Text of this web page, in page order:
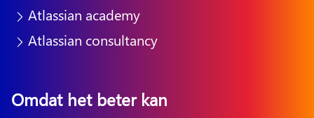
Atlassian academy
Atlassian consultancy
Omdat het beter kan